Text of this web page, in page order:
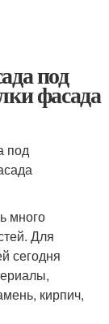
под
фасада
много
Для
сегодня
кирпич,